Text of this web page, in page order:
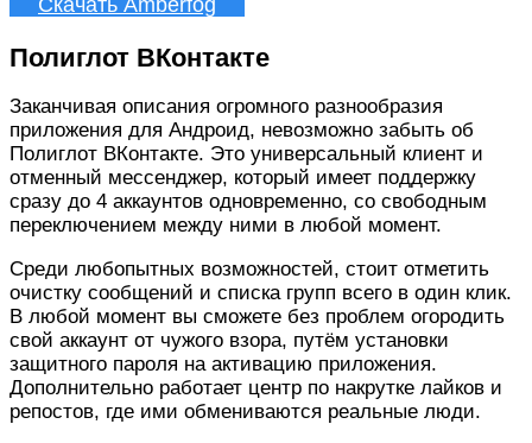
Полиглот ВКонтакте
Заканчивая описания огромного разнообразия
приложения для Андроид, невозможно забыть об
Полиглот ВКонтакте. Это универсальный клиент и
отменный мессенджер, который имеет поддержку
сразу до 4 аккаунтов одновременно, со свободным
переключением между ними в любой момент.
Среди любопытных возможностей, стоит отметить
очистку сообщений и списка групп всего в один клик.
В любой момент вы сможете без проблем огородить
свой аккаунт от чужого взора, путём установки
защитного пароля на активацию приложения.
Дополнительно работает центр по накрутке лайков и
репостов, где ими обмениваются реальные люди.